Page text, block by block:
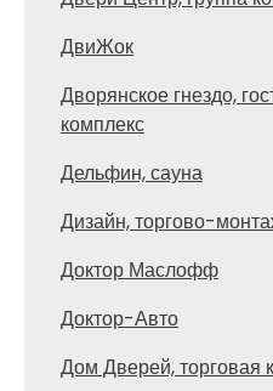
ДвиЖок
Дворянское гнездо,
комплекс
Дельфин, сауна
Дизайн, торгово-
Доктор Маслофф
Доктор-Авто
Дом Дверей, торговая